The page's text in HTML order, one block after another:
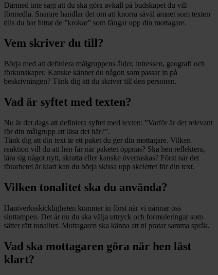
Därmed inte sagt att du ska göra avkall på budskapet du vill
förmedla. Snarare handlar det om att knorra såväl ämnet som texten
tills du har hittat de ”krokar” som fångar upp din mottagare.
Vem skriver du till?
Börja med att definiera målgruppens ålder, intressen, geografi och
förkunskaper. Kanske känner du någon som passar in på
beskrivningen? Tänk dig att du skriver till den personen.
Vad är syftet med texten?
Nu är det dags att definiera syftet med texten: ”Varför är det relevant
för din målgrupp att läsa det här?”.
Tänk dig att din text är ett paket du ger din mottagare. Vilken
reaktion vill du att hen får när paketet öppnas? Ska hen reflektera,
lära sig något nytt, skratta eller kanske överraskas? Först när det
förarbetet är klart kan du börja skissa upp skelettet för din text.
Vilken tonalitet ska du använda?
Hantverksskickligheten kommer in först när vi närmar oss
sluttampen. Det är nu du ska välja uttryck och formuleringar som
sätter rätt tonalitet. Mottagaren ska känna att ni pratar samma språk.
Vad ska mottagaren göra när hen läst
klart?